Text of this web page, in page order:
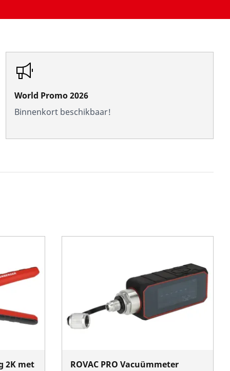
World Promo 2026
Binnenkort beschikbaar!
2K met ROVAC PRO Vacuümmeter